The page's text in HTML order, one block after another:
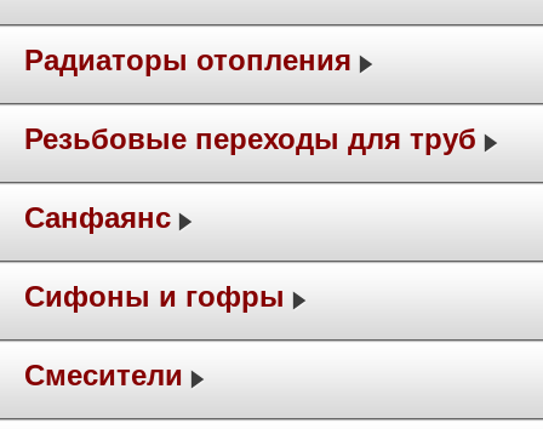
Радиаторы отопления
Резьбовые переходы для труб
Санфаянс
Сифоны и гофры
Смесители